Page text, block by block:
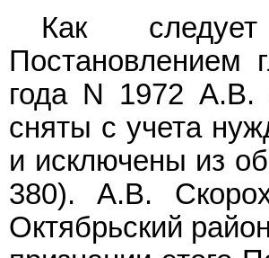
Как
Постановлением
года N 1972 А.В.
сняты с учета
и исключены из
380). А.В.
Октябрьский